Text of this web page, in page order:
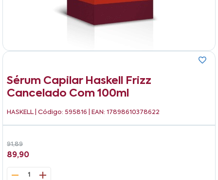
Sérum Capilar Haskell Frizz
Cancelado Com 100ml
HASKELL| Código: 595816 | EAN: 17898610378622
91,89
89,90
1